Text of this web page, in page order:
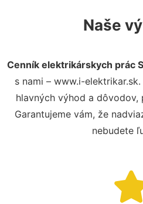
Naše
Cenník elektrikárskych prác
s nami – www.i-
hlavných výhod a dôvodov,
Garantujeme vám, že
nebudete